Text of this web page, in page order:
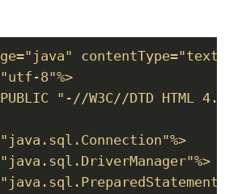
8"%>
PUBLIC "-//W3C//DTD